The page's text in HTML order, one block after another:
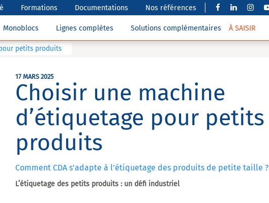
Formations Documentations Nos références
Monoblocs Lignes complètes Solutions complémentaires À SAISIR
petits produits
17 MARS 2025
Choisir une machine
d’étiquetage pour petits
produits
Comment CDA s'adapte à l’étiquetage des produits de petite taille ?
L’étiquetage des petits produits : un défi industriel